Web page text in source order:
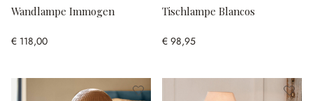
Wandlampe Immogen
€ 118,00
Tischlampe Blancos
€ 98,95